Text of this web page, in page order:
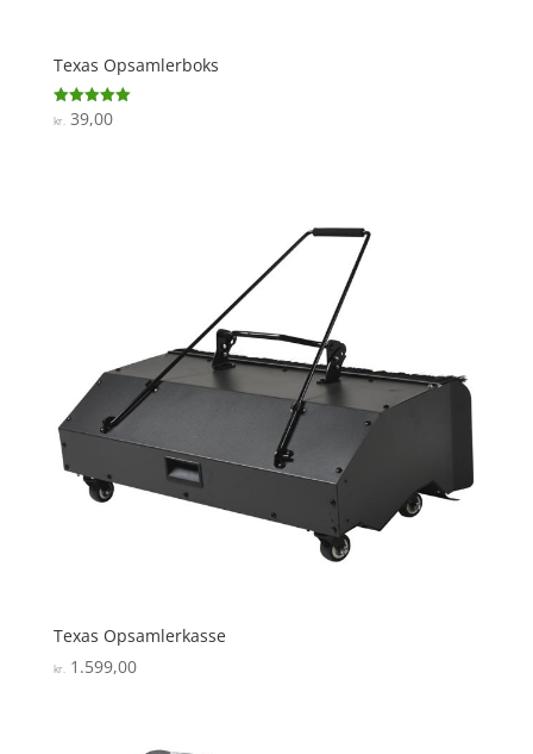
Texas Opsamlerboks
Vurderet
5
kr.39,00
Texas Opsamlerkasse
kr.1.599,00